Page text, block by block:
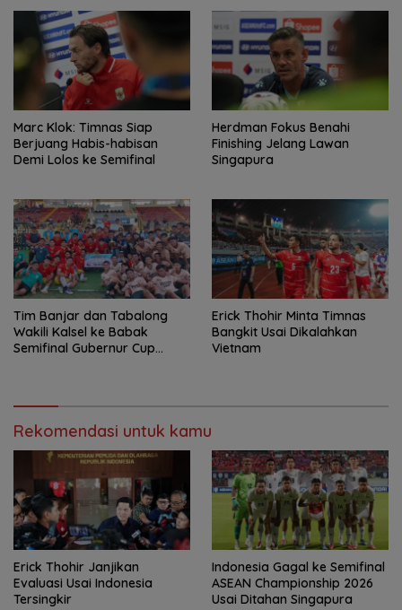
Marc Klok: Timnas Siap
Berjuang Habis-habisan
Demi Lolos ke Semifinal
Herdman Fokus Benahi
Finishing Jelang Lawan
Singapura
Tim Banjar dan Tabalong
Wakili Kalsel ke Babak
Semifinal Gubernur Cup
Erick Thohir Minta Timnas
Bangkit Usai Dikalahkan
Vietnam
Rekomendasi untuk kamu
Erick Thohir Janjikan
Evaluasi Usai Indonesia
Tersingkir
Indonesia Gagal ke Semifinal
ASEAN Championship 2026
Usai Ditahan Singapura